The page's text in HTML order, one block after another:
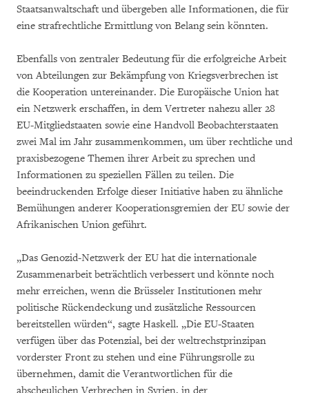
Staatsanwaltschaft und übergeben alle Informationen, die für
eine strafrechtliche Ermittlung von Belang sein könnten.
Ebenfalls von zentraler Bedeutung für die erfolgreiche Arbeit
von Abteilungen zur Bekämpfung von Kriegsverbrechen ist
die Kooperation untereinander. Die Europäische Union hat
ein Netzwerk erschaffen, in dem Vertreter nahezu aller 28
EU-Mitgliedstaaten sowie eine Handvoll Beobachterstaaten
zwei Mal im Jahr zusammenkommen, um über rechtliche und
praxisbezogene Themen ihrer Arbeit zu sprechen und
Informationen zu speziellen Fällen zu teilen. Die
beeindruckenden Erfolge dieser Initiative haben zu ähnliche
Bemühungen anderer Kooperationsgremien der EU sowie der
Afrikanischen Union geführt.
„Das Genozid-Netzwerk der EU hat die internationale
Zusammenarbeit beträchtlich verbessert und könnte noch
mehr erreichen, wenn die Brüsseler Institutionen mehr
politische Rückendeckung und zusätzliche Ressourcen
bereitstellen würden“, sagte Haskell. „Die EU-Staaten
verfügen über das Potenzial, bei der weltrechstprinzipan
vorderster Front zu stehen und eine Führungsrolle zu
übernehmen, damit die Verantwortlichen für die